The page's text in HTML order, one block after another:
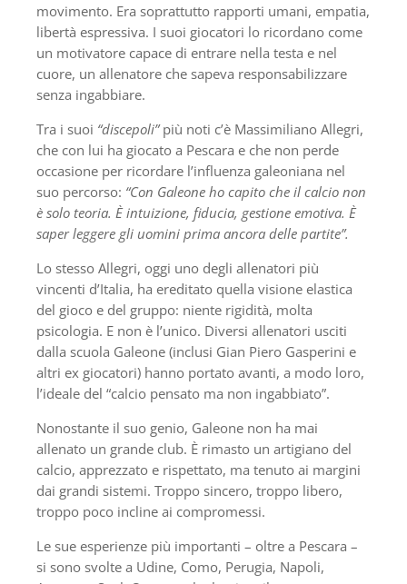
movimento. Era soprattutto rapporti umani, empatia,
libertà espressiva. I suoi giocatori lo ricordano come
un motivatore capace di entrare nella testa e nel
cuore, un allenatore che sapeva responsabilizzare
senza ingabbiare.
Tra i suoi “discepoli”più noti c’è Massimiliano Allegri,
che con lui ha giocato a Pescara e che non perde
occasione per ricordare l’influenza galeoniana nel
suo percorso: “Con Galeone ho capito che il calcio non
è solo teoria. È intuizione, fiducia, gestione emotiva. È
saper leggere gli uomini prima ancora delle partite”.
Lo stesso Allegri, oggi uno degli allenatori più
vincenti d’Italia, ha ereditato quella visione elastica
del gioco e del gruppo: niente rigidità, molta
psicologia. E non è l’unico. Diversi allenatori usciti
dalla scuola Galeone (inclusi Gian Piero Gasperini e
altri ex giocatori) hanno portato avanti, a modo loro,
l’ideale del “calcio pensato ma non ingabbiato”.
Nonostante il suo genio, Galeone non ha mai
allenato un grande club. È rimasto un artigiano del
calcio, apprezzato e rispettato, ma tenuto ai margini
dai grandi sistemi. Troppo sincero, troppo libero,
troppo poco incline ai compromessi.
Le sue esperienze più importanti – oltre a Pescara –
si sono svolte a Udine, Como, Perugia, Napoli,